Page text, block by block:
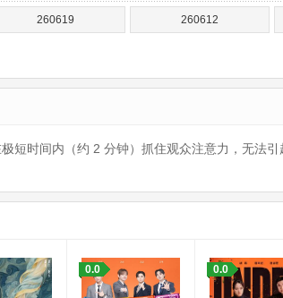
260619 260612
短时间内（约 2 分钟）抓住观众注意力，无法
0.0 0.0